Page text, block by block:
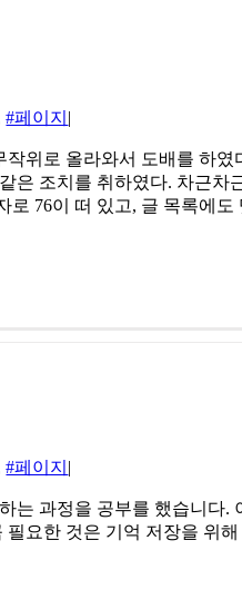
#페이지 |
위로 올라와서 도배를 하
조치를 취하였다. 차근차
76이 떠 있고, 글 목록에
#페이지 |
는 과정을 공부를 했습니
요한 것은 기억 저장을 위